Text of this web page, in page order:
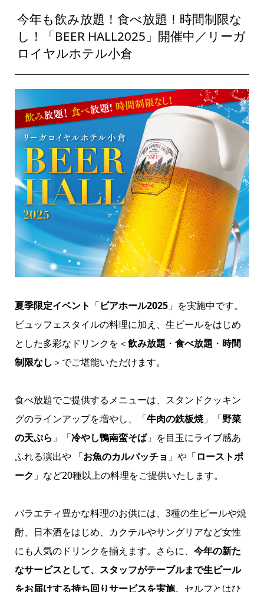
今年も飲み放題！食べ放題！時間制限な
し！「BEER HALL2025」開催中／リーガ
ロイヤルホテル小倉
夏季限定イベント 「ビアホール2025」を実施中です。
ビュッフェスタイルの料理に加え、生ビールをはじめ
とした多彩なドリンクを＜飲み放題 ・ 食べ放題 ・ 時間
制限なし ＞でご堪能いただけます。
食べ放題でご提供するメニューは、スタンドクッキン
グのラインアップを増やし、「牛肉の鉄板焼」「野菜
の天ぷら 」「冷やし鴨南蛮そば」を目玉にライブ感あ
ふれる演出や 「お魚のカルパッチョ 」や「ローストポ
ーク 」など20種以上の料理をご提供いたします。
バラエティ豊かな料理のお供には、3種の生ビールや焼
酎、日本酒をはじめ、カクテルやサングリアなど女性
にも人気のドリンクを揃えます。さらに、 今年の新た
なサービスとして、スタッフがテーブルまで生ビール
をお届けする持ち回りサービスを実施。セルフとはひ